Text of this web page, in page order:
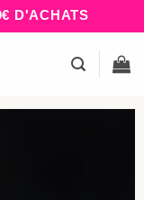
D'ACHATS